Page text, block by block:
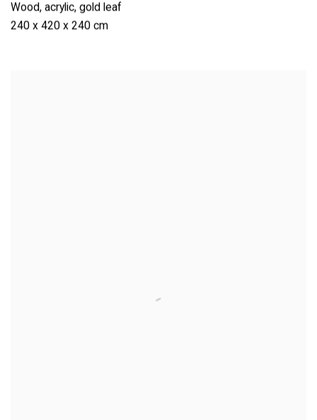
Wood, acrylic, gold leaf
240 x 420 x 240 cm